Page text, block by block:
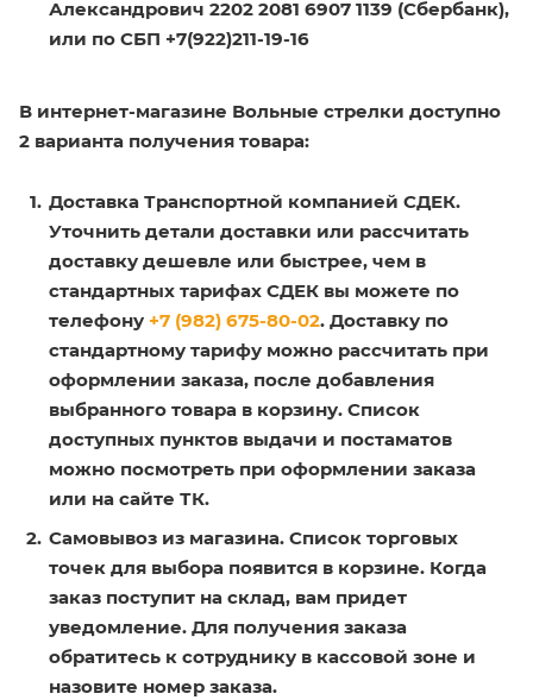
Александрович 2202 2081 6907 1139 (Сбербанк),
или по СБП +7(922)211-19-16
В интернет-магазине Вольные стрелки доступно
2 варианта получения товара:
Доставка Транспортной компанией СДЕК.
Уточнить детали доставки или рассчитать
доставку дешевле или быстрее, чем в
стандартных тарифах СДЕК вы можете по
телефону +7 (982) 675-80-02. Доставку по
стандартному тарифу можно рассчитать при
оформлении заказа, после добавления
выбранного товара в корзину. Список
доступных пунктов выдачи и постаматов
можно посмотреть при оформлении заказа
или на сайте ТК.
Самовывоз из магазина. Список торговых
точек для выбора появится в корзине. Когда
заказ поступит на склад, вам придет
уведомление. Для получения заказа
обратитесь к сотруднику в кассовой зоне и
назовите номер заказа.